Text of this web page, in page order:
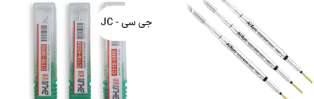
جی سی - JC